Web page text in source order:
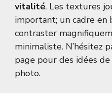
vitalité. Les textures
important; un cadre
contraster
minimaliste. N’hésitez
page pour des idées
photo.